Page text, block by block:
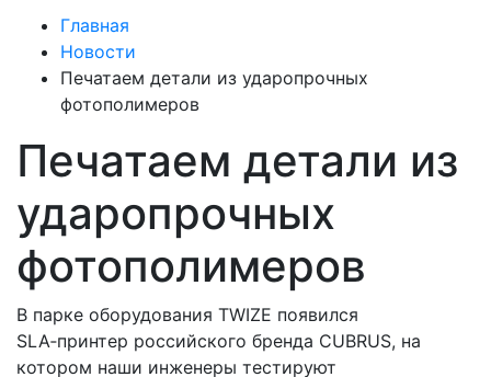
Главная
Новости
Печатаем детали из ударопрочных
фотополимеров
Печатаем детали из
ударопрочных
фотополимеров
В парке оборудования TWIZE появился
SLA‑принтер российского бренда CUBRUS, на
котором наши инженеры тестируют